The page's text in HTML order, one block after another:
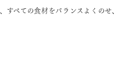
べての食材をバランスよくのせ、